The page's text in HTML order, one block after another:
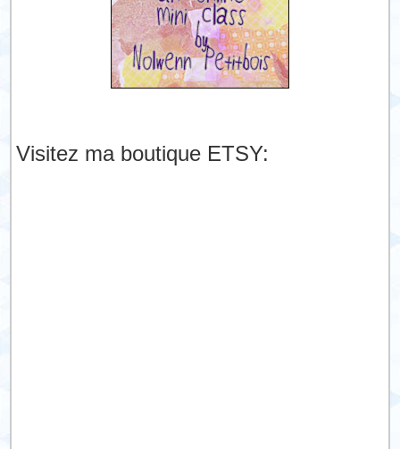
Visitez ma boutique ETSY: